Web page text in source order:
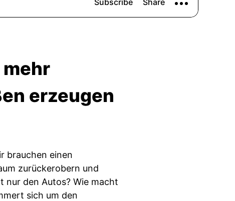
erzeugen
brauchen einen
zurückerobern und
nur den Autos? Wie macht
sich um den